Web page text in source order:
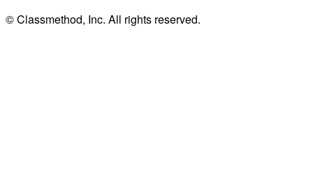
© Classmethod, Inc. All rights reserved.